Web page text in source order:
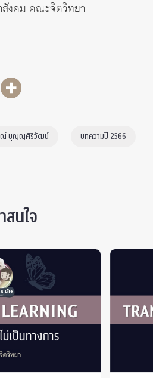
สังคม คณะจิตวิทยา
ณ์ บุญญศิริวัฒน์ บทความปี 2566
นใจ